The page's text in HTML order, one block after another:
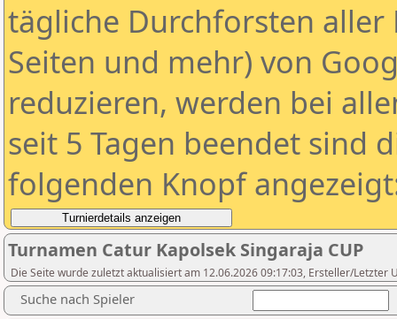
tägliche Durchforsten aller
Seiten und mehr) von
reduzieren, werden bei
seit 5 Tagen beendet sind
folgenden Knopf
Turnamen Catur Kapolsek Singaraja CUP
Die Seite wurde zuletzt aktualisiert am 12.06.2026 09:17:03, Ersteller/Letzter
Suche nach Spieler